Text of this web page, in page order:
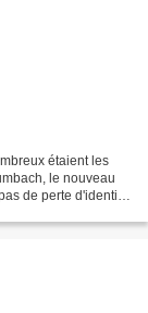
étaient les
le nouveau
de perte d'identité